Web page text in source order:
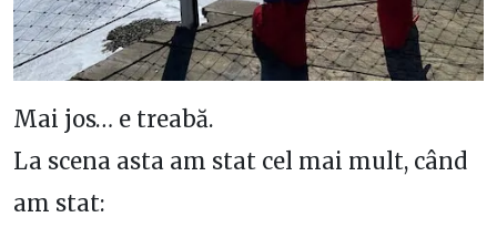
Mai jos… e treabă.
La scena asta am stat cel mai mult, când
am stat: